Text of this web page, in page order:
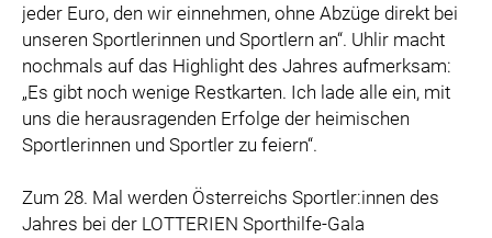
jeder Euro, den wir einnehmen, ohne Abzüge direkt bei
unseren Sportlerinnen und Sportlern an“. Uhlir macht
nochmals auf das Highlight des Jahres aufmerksam:
„Es gibt noch wenige Restkarten. Ich lade alle ein, mit
uns die herausragenden Erfolge der heimischen
Sportlerinnen und Sportler zu feiern“.
Zum 28. Mal werden Österreichs Sportler:innen des
Jahres bei der LOTTERIEN Sporthilfe-Gala